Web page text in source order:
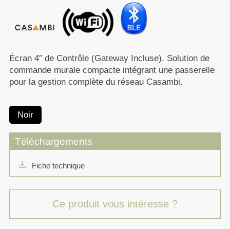
Écran 4″ de Contrôle (Gateway Incluse). Solution de
commande murale compacte intégrant une passerelle
pour la gestion complète du réseau Casambi.
Noir
Téléchargements
download Fiche technique
Ce produit vous intéresse ?